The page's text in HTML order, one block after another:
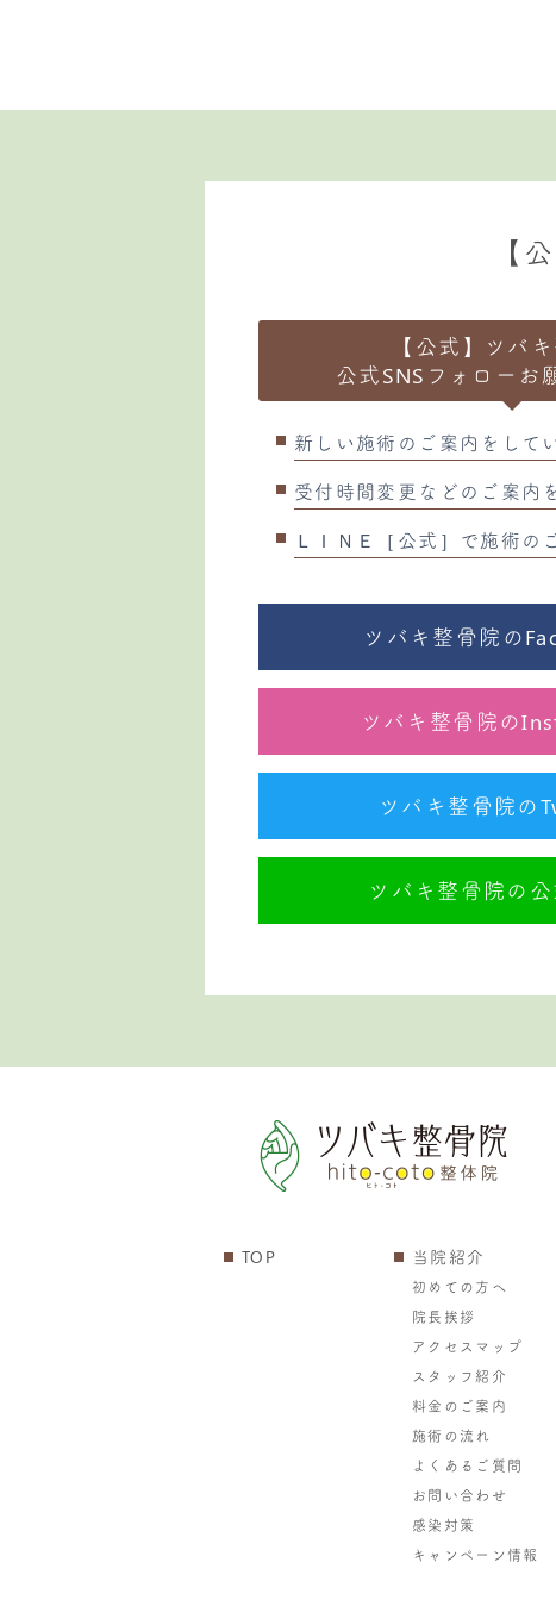
【
【公式】ツバ
公式SNSフォローお
新しい施術のご案内をして
受付時間変更などのご案内
ＬＩＮＥ［公式］で施術の
ツバキ整骨院の
ツバキ整骨院の
ツバキ整骨院の
ツバキ整骨院の
TOP 当院紹介
初めての方へ
院長挨拶
アクセスマップ
スタッフ紹介
料金のご案内
施術の流れ
よくあるご質問
お問い合わせ
感染対策
キャンペーン情報